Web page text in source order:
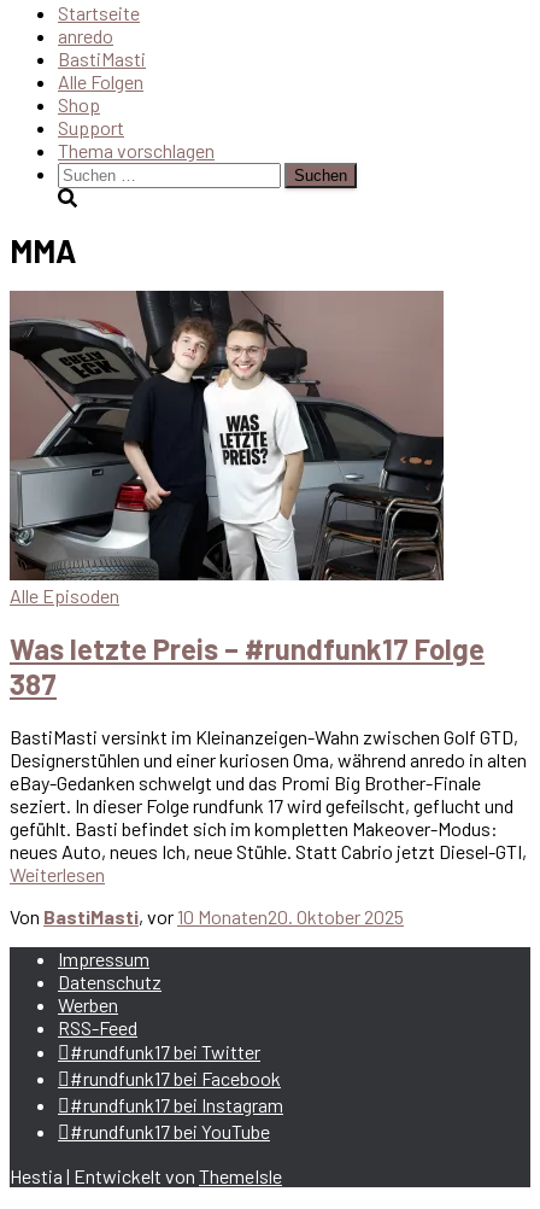
Startseite
anredo
BastiMasti
Alle Folgen
Shop
Support
Thema vorschlagen
Suchen
nach:
MMA
Alle Episoden
Was letzte Preis – #rundfunk17 Folge
387
BastiMasti versinkt im Kleinanzeigen-Wahn zwischen Golf GTD,
Designerstühlen und einer kuriosen Oma, während anredo in alten
eBay-Gedanken schwelgt und das Promi Big Brother-Finale
seziert. In dieser Folge rundfunk 17 wird gefeilscht, geflucht und
gefühlt. Basti befindet sich im kompletten Makeover-Modus:
neues Auto, neues Ich, neue Stühle. Statt Cabrio jetzt Diesel-GTI,
Weiterlesen
Von BastiMasti, vor 10 Monaten20. Oktober 2025
Impressum
Datenschutz
Werben
RSS-Feed
#rundfunk17 bei Twitter
#rundfunk17 bei Facebook
#rundfunk17 bei Instagram
#rundfunk17 bei YouTube
Hestia | Entwickelt von ThemeIsle